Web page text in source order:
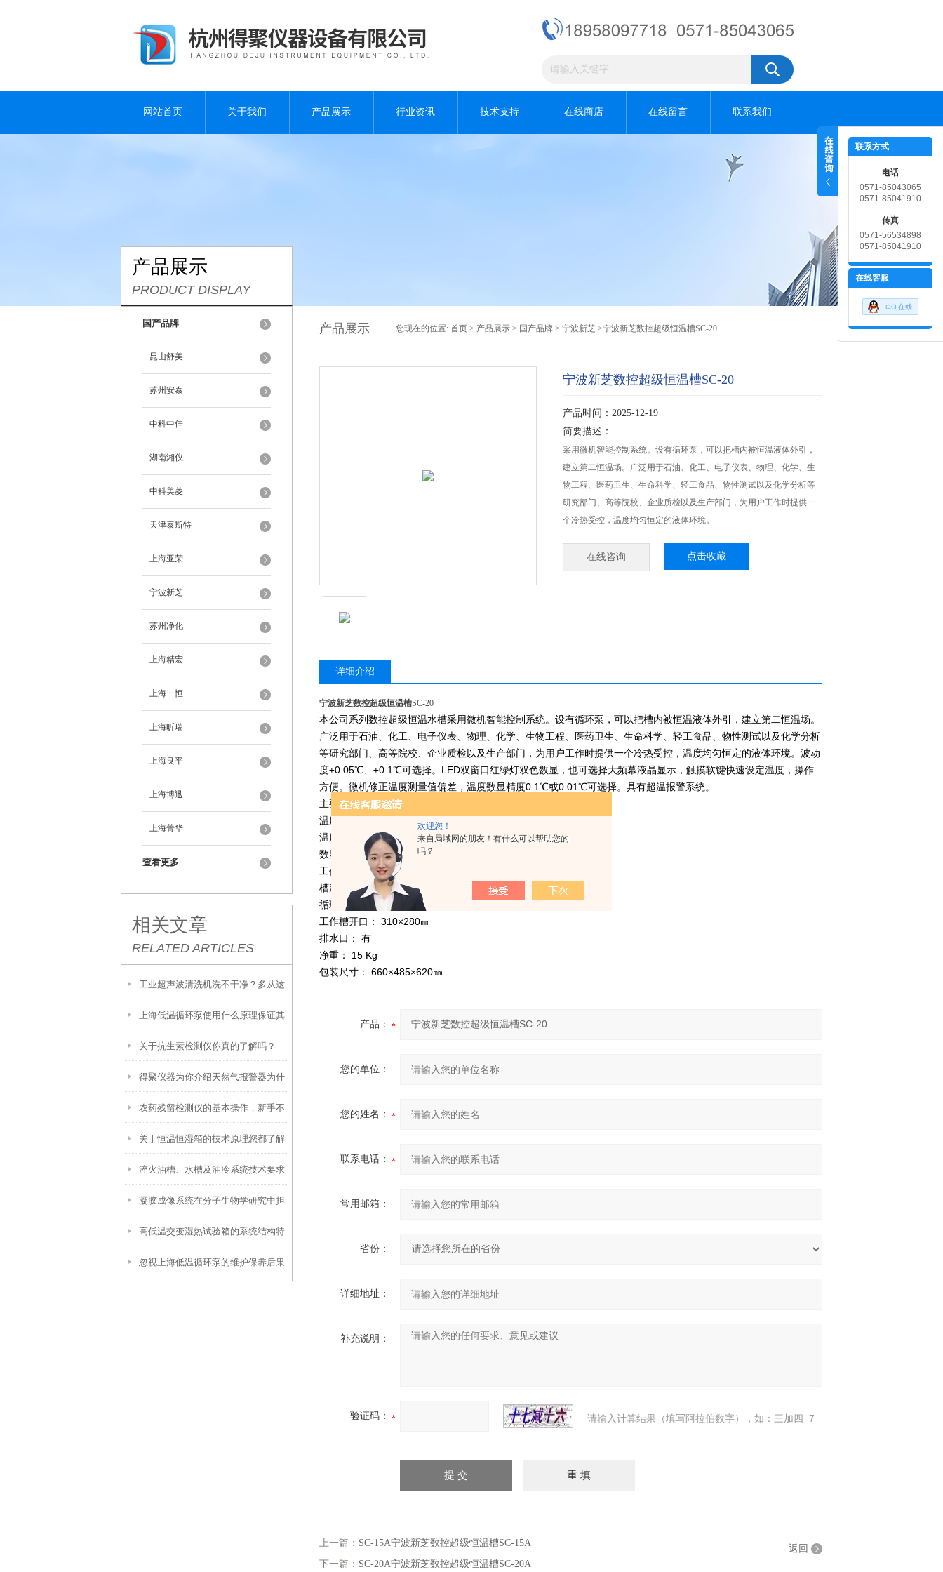
欢迎您！
来自局域网的朋友！有什么可以帮助您的
吗？
网站首页 关于我们 产品展示 行业资讯 技术支持 在线商店 在线留言 联系我们
产品展示
PRODUCT DISPLAY
国产品牌
昆山舒美
苏州安泰
中科中佳
湖南湘仪
中科美菱
天津泰斯特
上海亚荣
宁波新芝
苏州净化
上海精宏
上海一恒
上海昕瑞
上海良平
上海博迅
上海菁华
查看更多
相关文章
RELATED ARTICLES
工业超声波清洗机洗不干净？多从这
些方面找原因
上海低温循环泵使用什么原理保证其
性能优异？
关于抗生素检测仪你真的了解吗？
得聚仪器为你介绍天然气报警器为什
么要设置两级报警？有何好处
农药残留检测仪的基本操作，新手不
得不看！
关于恒温恒湿箱的技术原理您都了解
吗？
淬火油槽、水槽及油冷系统技术要求
凝胶成像系统在分子生物学研究中担
当着重要角色
高低温交变湿热试验箱的系统结构特
点介绍
忽视上海低温循环泵的维护保养后果
产品展示 您现在的位置: 首页 > 产品展示 > 国产品牌 > 宁波新芝 >宁波新芝数控超级恒温槽SC-20
宁波新芝数控超级恒温槽SC-20
产品时间：2025-12-19
简要描述：
采用微机智能控制系统。设有循环泵，可以把槽内被恒温液体外引，
建立第二恒温场。广泛用于石油、化工、电子仪表、物理、化学、生
物工程、医药卫生、生命科学、轻工食品、物性测试以及化学分析等
研究部门、高等院校、企业质检以及生产部门，为用户工作时提供一
个冷热受控，温度均匀恒定的液体环境。
在线咨询 点击收藏
详细介绍
宁波新芝数控超级恒温槽SC-20
本公司系列数控超级恒温水槽采用微机智能控制系统。设有循环泵，可以把槽内被恒温液体外引，建立第二恒温场。
广泛用于石油、化工、电子仪表、物理、化学、生物工程、医药卫生、生命科学、轻工食品、物性测试以及化学分析
等研究部门、高等院校、企业质检以及生产部门，为用户工作时提供一个冷热受控，温度均匀恒定的液体环境。波动
度±0.05℃、±0.1℃可选择。LED双窗口红绿灯双色数显，也可选择大频幕液晶显示，触摸软键快速设定温度，操作
方便。微机修正温度测量值偏差，温度数显精度0.1℃或0.01℃可选择。具有超温报警系统。
主要技术参数：
温度范围： 室温+5℃～100℃
温度波动度： 水 ±0.1℃，油±0.2℃
数显分辨率： 0.1/0.01㎜3
工作槽容积： 500×300×150㎜3
槽深度： 150mm
循环泵流量： 6 L/min
工作槽开口： 310×280㎜
排水口： 有
净重： 15 Kg
包装尺寸： 660×485×620㎜
产品：
您的单位：
您的姓名：
联系电话：
常用邮箱：
省份：
详细地址：
补充说明：
验证码： 请输入计算结果（填写阿拉伯数字），如：三加四=7
上一篇： SC-15A宁波新芝数控超级恒温槽SC-15A
下一篇： SC-20A宁波新芝数控超级恒温槽SC-20A
返回
联系方式
电话
0571-85043065
0571-85041910
传真
0571-56534898
0571-85041910
在线客服